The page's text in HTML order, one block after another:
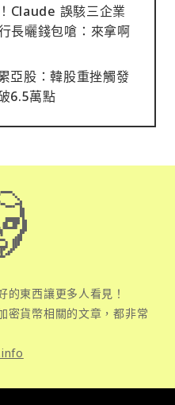
Claude 誤駭三企業
長曬錢包嗆：來拿啊
亞股：韓股重挫觸發
6.5萬點
的東西讓更多人看見！
密貨幣相關的文章，都非常